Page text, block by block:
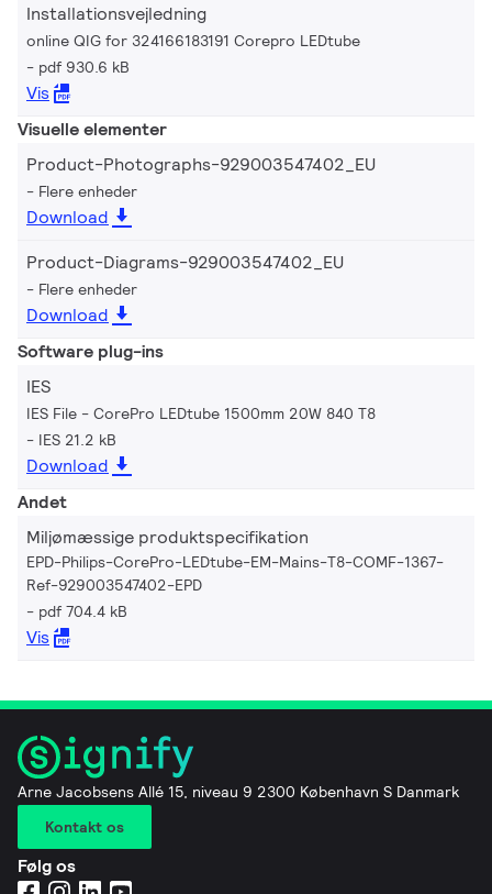
Installationsvejledning
online QIG for 324166183191 Corepro LEDtube
pdf 930.6 kB
Vis
Visuelle elementer
Product-Photographs-929003547402_EU
Flere enheder
Download
Product-Diagrams-929003547402_EU
Flere enheder
Download
Software plug-ins
IES
IES File - CorePro LEDtube 1500mm 20W 840 T8
IES 21.2 kB
Download
Andet
Miljømæssige produktspecifikation
EPD-Philips-CorePro-LEDtube-EM-Mains-T8-COMF-1367-
Ref-929003547402-EPD
pdf 704.4 kB
Vis
Arne Jacobsens Allé 15, niveau 9 2300 København S Danmark
Kontakt os
Følg os